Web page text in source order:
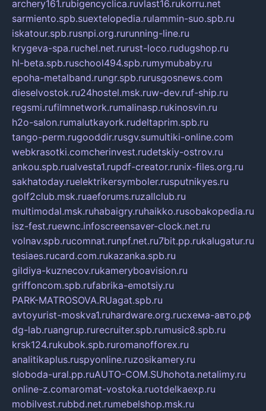
archery161.rubigencyclica.ruvlast16.rukorru.net
sarmiento.spb.suextelopedia.rulammin-suo.spb.ru
iskatour.spb.rusnpi.org.rurunning-line.ru
krygeva-spa.ruchel.net.rurust-loco.rudugshop.ru
hl-beta.spb.ruschool494.spb.rumymubaby.ru
epoha-metalband.rungr.spb.rurusgosnews.com
dieselvostok.ru24hostel.msk.ruw-dev.ruf-ship.ru
regsmi.rufilmnetwork.rumalinasp.rukinosvin.ru
h2o-salon.rumalutkayork.rudeltaprim.spb.ru
tango-perm.rugooddir.rusgv.sumultiki-online.com
webkrasotki.comcherinvest.rudetskiy-ostrov.ru
ankou.spb.rualvesta1.rupdf-creator.runix-files.org.ru
sakhatoday.ruelektrikersymboler.rusputnikyes.ru
golf2club.msk.ruaeforums.ruzallclub.ru
multimodal.msk.ruhabaigry.ruhaikko.rusobakopedia.ru
isz-fest.ruewnc.infoscreensaver-clock.net.ru
volnav.spb.rucomnat.runpf.net.ru7bit.pp.rukalugatur.ru
tesiaes.rucard.com.rukazanka.spb.ru
gildiya-kuznecov.rukameryboavision.ru
griffoncom.spb.rufabrika-emotsiy.ru
PARK-MATROSOVA.RUagat.spb.ru
avtoyurist-moskva1.ruhardware.org.ruсхема-авто.рф
dg-lab.ruangrup.rurecruiter.spb.rumusic8.spb.ru
krsk124.rukubok.spb.ruromanofforex.ru
analitikaplus.ruspyonline.ruzosikamery.ru
sloboda-ural.pp.ruAUTO-COM.SUhohota.netalimy.ru
online-z.comaromat-vostoka.ruotdelkaexp.ru
mobilvest.rubbd.net.rumebelshop.msk.ru